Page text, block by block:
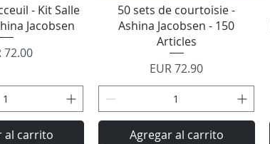
rápida- Kit Salle
Jacobsen
72.00
al carrito
Vista rápida
50 sets de courtoisie -
Ashina Jacobsen - 150
Articles
Precio
EUR 72.90
Agregar al carrito